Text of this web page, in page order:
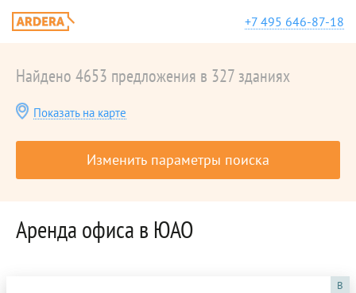
+7 495 646-87-18
Найдено 4653 предложения в 327 зданиях
Показать на карте
Изменить параметры поиска
Аренда офиса в ЮАО
B